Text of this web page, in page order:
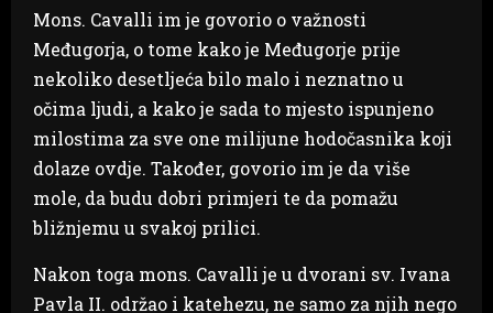
Mons. Cavalli im je govorio o važnosti
Međugorja, o tome kako je Međugorje prije
nekoliko desetljeća bilo malo i neznatno u
očima ljudi, a kako je sada to mjesto ispunjeno
milostima za sve one milijune hodočasnika koji
dolaze ovdje. Također, govorio im je da više
mole, da budu dobri primjeri te da pomažu
bližnjemu u svakoj prilici.
Nakon toga mons. Cavalli je u dvorani sv. Ivana
Pavla II. održao i katehezu, ne samo za njih nego